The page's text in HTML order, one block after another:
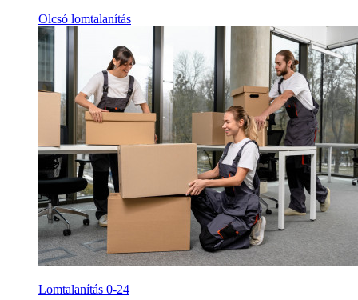
Olcsó lomtalanítás
Lomtalanítás 0-24